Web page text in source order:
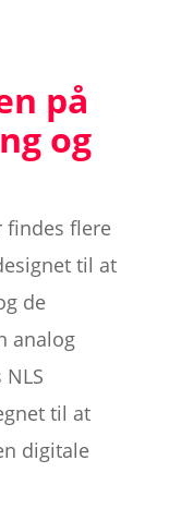
på
og
findes flere
til at
de
analog
til at
digitale